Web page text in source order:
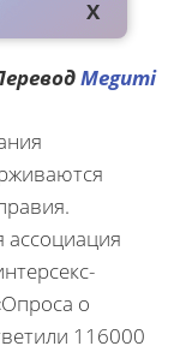
ЛГБТ
Megumi
ассоциация
о
116000